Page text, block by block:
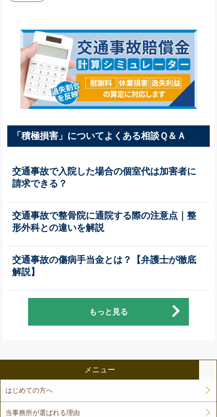
「積極損害」についてよくある相談Ｑ＆Ａ
交通事故で入院した場合の個室代は加害者に
請求できる？
交通事故で整骨院に通院する際の注意点｜整
形外科との違いを解説
交通事故の傷病手当金とは？【弁護士が徹底
解説】
もっと見る
メニュー
はじめての方へ
当事務所が選ばれる理由